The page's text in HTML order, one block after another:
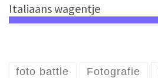
Italiaans wagentje
foto battle Fotografie